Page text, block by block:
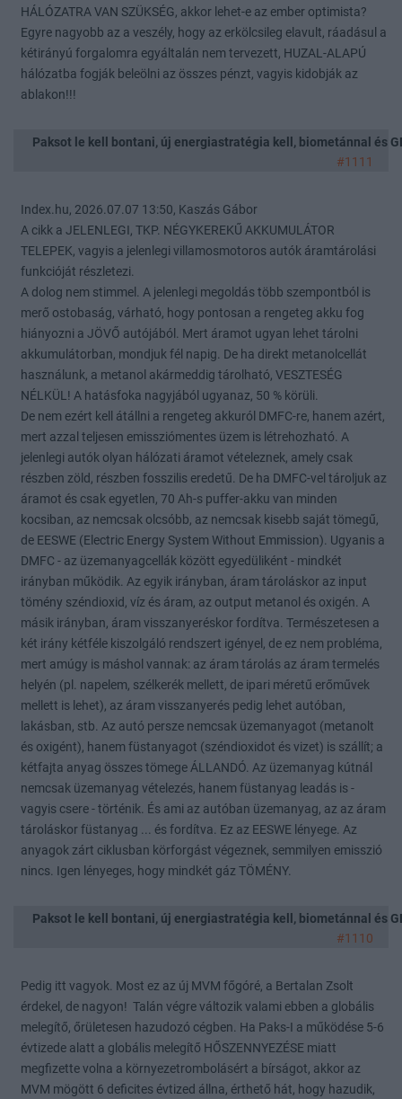
HÁLÓZATRA VAN SZÜKSÉG, akkor lehet-e az ember optimista?
Egyre nagyobb az a veszély, hogy az erkölcsileg elavult, ráadásul a
kétirányú forgalomra egyáltalán nem tervezett, HUZAL-ALAPÚ
hálózatba fogják beleölni az összes pénzt, vagyis kidobják az
ablakon!!!
Paksot le kell bontani, új energiastratégia kell, biometánnal és
#1111
Index.hu, 2026.07.07 13:50, Kaszás Gábor
A cikk a JELENLEGI, TKP. NÉGYKEREKŰ AKKUMULÁTOR
TELEPEK, vagyis a jelenlegi villamosmotoros autók áramtárolási
funkcióját részletezi.
A dolog nem stimmel. A jelenlegi megoldás több szempontból is
merő ostobaság, várható, hogy pontosan a rengeteg akku fog
hiányozni a JÖVŐ autójából. Mert áramot ugyan lehet tárolni
akkumulátorban, mondjuk fél napig. De ha direkt metanolcellát
használunk, a metanol akármeddig tárolható, VESZTESÉG
NÉLKÜL! A hatásfoka nagyjából ugyanaz, 50 % körüli.
De nem ezért kell átállni a rengeteg akkuról DMFC-re, hanem azért,
mert azzal teljesen emissziómentes üzem is létrehozható. A
jelenlegi autók olyan hálózati áramot vételeznek, amely csak
részben zöld, részben fosszilis eredetű. De ha DMFC-vel tároljuk az
áramot és csak egyetlen, 70 Ah-s puffer-akku van minden
kocsiban, az nemcsak olcsóbb, az nemcsak kisebb saját tömegű,
de EESWE (Electric Energy System Without Emmission). Ugyanis a
DMFC - az üzemanyagcellák között egyedüliként - mindkét
irányban működik. Az egyik irányban, áram tároláskor az input
tömény széndioxid, víz és áram, az output metanol és oxigén. A
másik irányban, áram visszanyeréskor fordítva. Természetesen a
két irány kétféle kiszolgáló rendszert igényel, de ez nem probléma,
mert amúgy is máshol vannak: az áram tárolás az áram termelés
helyén (pl. napelem, szélkerék mellett, de ipari méretű erőművek
mellett is lehet), az áram visszanyerés pedig lehet autóban,
lakásban, stb. Az autó persze nemcsak üzemanyagot (metanolt
és oxigént), hanem füstanyagot (széndioxidot és vizet) is szállít; a
kétfajta anyag összes tömege ÁLLANDÓ. Az üzemanyag kútnál
nemcsak üzemanyag vételezés, hanem füstanyag leadás is -
vagyis csere - történik. És ami az autóban üzemanyag, az az áram
tároláskor füstanyag ... és fordítva. Ez az EESWE lényege. Az
anyagok zárt ciklusban körforgást végeznek, semmilyen emisszió
nincs. Igen lényeges, hogy mindkét gáz TÖMÉNY.
Paksot le kell bontani, új energiastratégia kell, biometánnal és
#1110
Pedig itt vagyok. Most ez az új MVM főgóré, a Bertalan Zsolt
érdekel, de nagyon! Talán végre változik valami ebben a globális
melegítő, őrületesen hazudozó cégben. Ha Paks-I a működése 5-6
évtizede alatt a globális melegítő HŐSZENNYEZÉSE miatt
megfizette volna a környezetrombolásért a bírságot, akkor az
MVM mögött 6 deficites évtized állna, érthető hát, hogy hazudik,